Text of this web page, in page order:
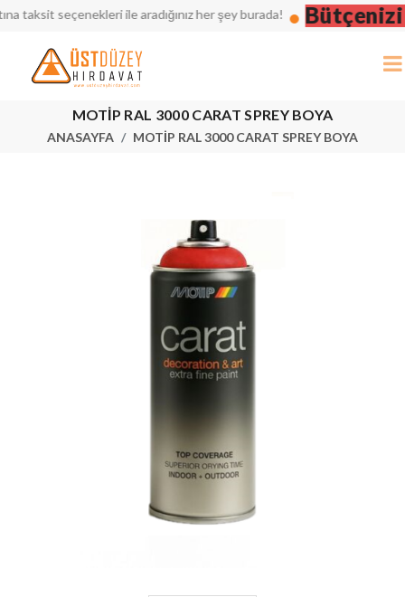
seçenekleri ile aradığınız her şey burada! Bütçenizi
MOTİP RAL 3000 CARAT SPREY BOYA
ANASAYFA MOTİP RAL 3000 CARAT SPREY BOYA